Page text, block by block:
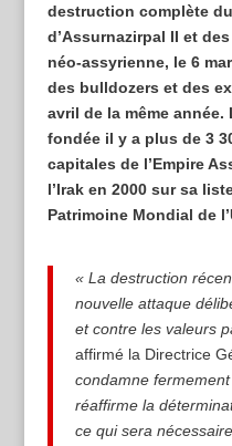
destruction complète
d’Assurnazirpal II et
néo-assyrienne, le 6
des bulldozers et des
avril de la même
fondée il y a plus de 3
capitales de l’Empire
l’Irak en 2000 sur sa
Patrimoine Mondial de
« La destruction
nouvelle attaque
et contre les valeurs
affirmé la Directrice
condamne
réaffirme la
ce qui sera